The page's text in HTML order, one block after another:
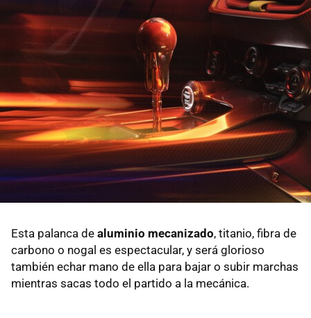
Esta palanca de aluminio mecanizado, titanio, fibra de
carbono o nogal es espectacular, y será glorioso
también echar mano de ella para bajar o subir marchas
mientras sacas todo el partido a la mecánica.